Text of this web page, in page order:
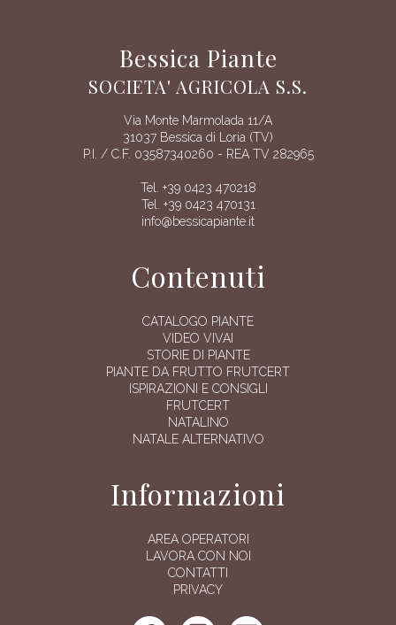
Bessica Piante
SOCIETA' AGRICOLA S.S.
Via Monte Marmolada 11/A
31037 Bessica di Loria (TV)
P.I. / C.F. 03587340260 - REA TV 282965
Tel. +39 0423 470218
Tel. +39 0423 470131
info@bessicapiante.it
Contenuti
CATALOGO PIANTE
VIDEO VIVAI
STORIE DI PIANTE
PIANTE DA FRUTTO FRUTCERT
ISPIRAZIONI E CONSIGLI
FRUTCERT
NATALINO
NATALE ALTERNATIVO
Informazioni
AREA OPERATORI
LAVORA CON NOI
CONTATTI
PRIVACY